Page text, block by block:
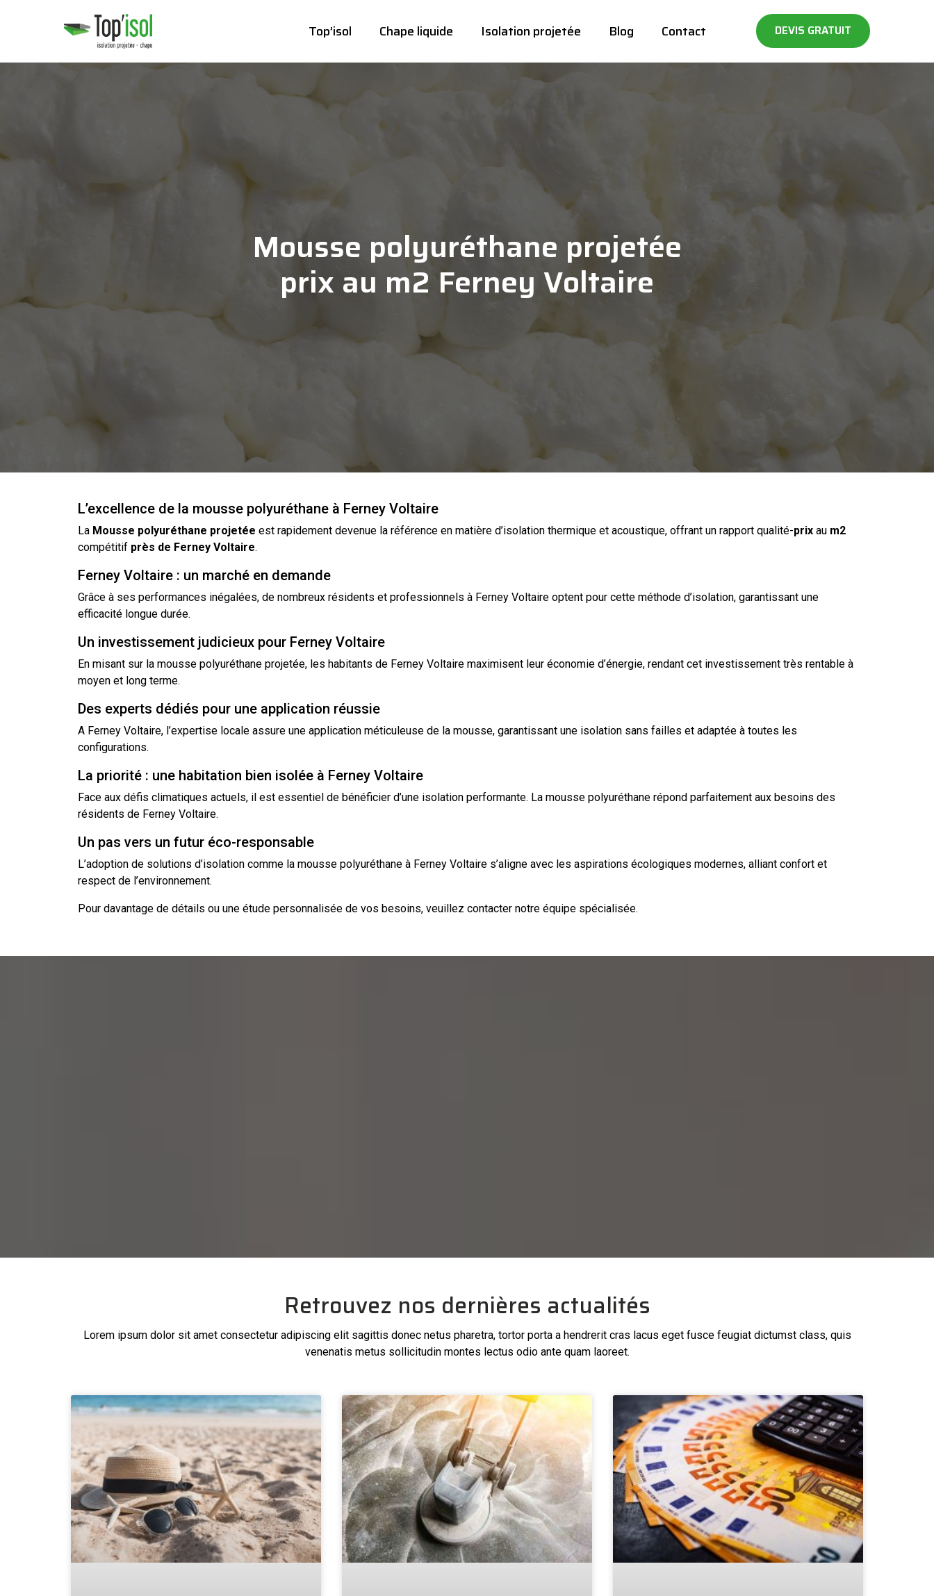
Top’isol Chape liquide Isolation projetée Blog Contact DEVIS GRATUIT
Mousse polyuréthane projetée
prix au m2 Ferney Voltaire
L’excellence de la mousse polyuréthane à Ferney Voltaire
La Mousse polyuréthane projetée est rapidement devenue la référence en matière d’isolation thermique et acoustique, offrant un rapport qualité-prix au m2
compétitif près de Ferney Voltaire.
Ferney Voltaire : un marché en demande
Grâce à ses performances inégalées, de nombreux résidents et professionnels à Ferney Voltaire optent pour cette méthode d’isolation, garantissant une
efficacité longue durée.
Un investissement judicieux pour Ferney Voltaire
En misant sur la mousse polyuréthane projetée, les habitants de Ferney Voltaire maximisent leur économie d’énergie, rendant cet investissement très rentable à
moyen et long terme.
Des experts dédiés pour une application réussie
A Ferney Voltaire, l’expertise locale assure une application méticuleuse de la mousse, garantissant une isolation sans failles et adaptée à toutes les
configurations.
La priorité : une habitation bien isolée à Ferney Voltaire
Face aux défis climatiques actuels, il est essentiel de bénéficier d’une isolation performante. La mousse polyuréthane répond parfaitement aux besoins des
résidents de Ferney Voltaire.
Un pas vers un futur éco-responsable
L’adoption de solutions d’isolation comme la mousse polyuréthane à Ferney Voltaire s’aligne avec les aspirations écologiques modernes, alliant confort et
respect de l’environnement.
Pour davantage de détails ou une étude personnalisée de vos besoins, veuillez contacter notre équipe spécialisée.
Retrouvez nos dernières actualités
Lorem ipsum dolor sit amet consectetur adipiscing elit sagittis donec netus pharetra, tortor porta a hendrerit cras lacus eget fusce feugiat dictumst class, quis
venenatis metus sollicitudin montes lectus odio ante quam laoreet.